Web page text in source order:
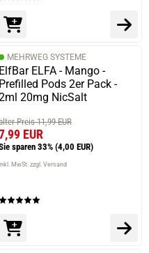
MEHRWEG SYSTEME
ElfBar ELFA - Mango -
Prefilled Pods 2er Pack -
20mg NicSalt
Preis 11,99 EUR
EUR
sparen 33% (4,00 EUR)
MwSt. zzgl. Versand